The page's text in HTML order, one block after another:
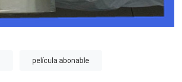
película abonable